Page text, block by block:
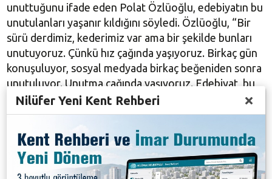
unuttuğunu ifade eden Polat Özlüoğlu, edebiyatın bu
unutulanları yaşanır kıldığını söyledi. Özlüoğlu, “Bir
sürü derdimiz, kederimiz var ama bir şekilde bunları
unutuyoruz. Çünkü hız çağında yaşıyoruz. Birkaç gün
konuşuluyor, sosyal medyada birkaç beğeniden sonra
unutuluyor. Unutma çağında yaşıyoruz. Edebiyat, bu
unutulanları yaşanır kalıyor. Ben bunun farkında
vardım. Kitap sayfalarında o hikayeler bir şekilde
insanlara ulaştığında, kalıcılığını sağlıyor. O yüzden de
elimden gelen en iyi şekilde, dili de çok iyi kullanarak
severek yazıyorum” diye konuştu.
Nilüfer Yeni Kent Rehberi